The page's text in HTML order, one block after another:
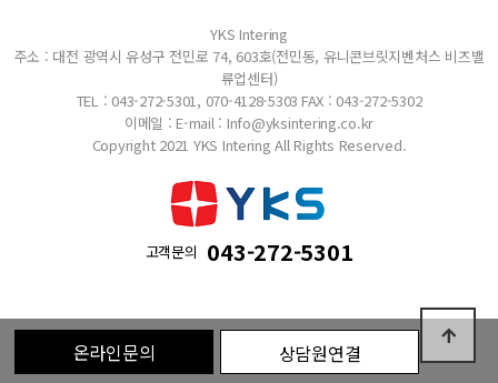
YKS Intering
주소 : 대전 광역시 유성구 전민로 74, 603호(전민동, 유니콘브릿지벤처스 비즈밸
류업센터)
TEL : 043-272-5301, 070-4128-5303 FAX : 043-272-5302
이메일 : E-mail : Info@yksintering.co.kr
Copyright 2021 YKS Intering All Rights Reserved.
고객문의 043-272-5301
온라인문의 상담원연결